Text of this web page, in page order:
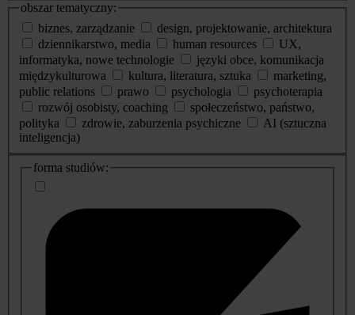
obszar tematyczny:
biznes, zarządzanie
design, projektowanie, architektura
dziennikarstwo, media
human resources
UX,
informatyka, nowe technologie
języki obce, komunikacja
międzykulturowa
kultura, literatura, sztuka
marketing,
public relations
prawo psychologia
psychoterapia
rozwój osobisty, coaching
społeczeństwo, państwo,
polityka
zdrowie, zaburzenia psychiczne
AI (sztuczna
inteligencja)
dodatkowe
informacje
forma studiów: